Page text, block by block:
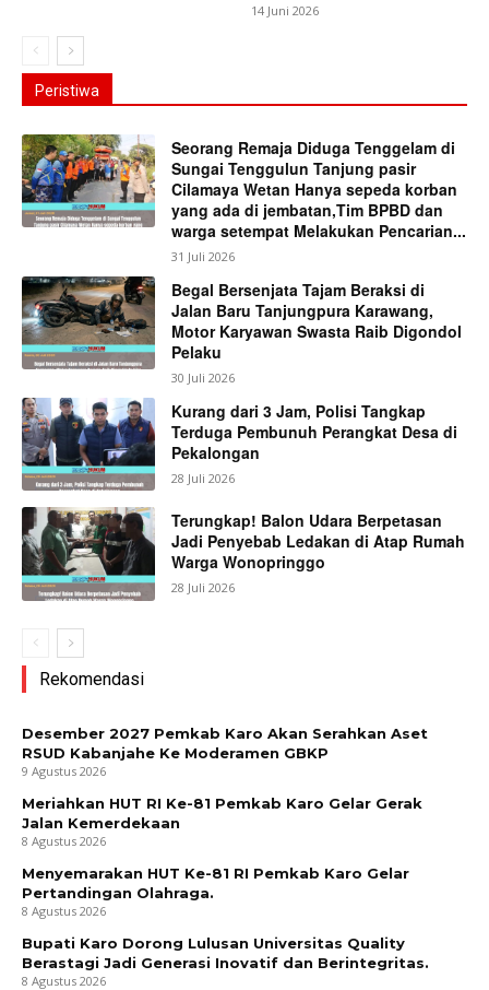
14 Juni 2026
Peristiwa
Seorang Remaja Diduga Tenggelam di
Sungai Tenggulun Tanjung pasir
Cilamaya Wetan Hanya sepeda korban
yang ada di jembatan,Tim BPBD dan
warga setempat Melakukan Pencarian...
31 Juli 2026
Begal Bersenjata Tajam Beraksi di
Jalan Baru Tanjungpura Karawang,
Motor Karyawan Swasta Raib Digondol
Pelaku
30 Juli 2026
Kurang dari 3 Jam, Polisi Tangkap
Terduga Pembunuh Perangkat Desa di
Pekalongan
28 Juli 2026
Terungkap! Balon Udara Berpetasan
Jadi Penyebab Ledakan di Atap Rumah
Warga Wonopringgo
28 Juli 2026
Rekomendasi
Desember 2027 Pemkab Karo Akan Serahkan Aset
RSUD Kabanjahe Ke Moderamen GBKP
9 Agustus 2026
Meriahkan HUT RI Ke-81 Pemkab Karo Gelar Gerak
Jalan Kemerdekaan
8 Agustus 2026
Menyemarakan HUT Ke-81 RI Pemkab Karo Gelar
Pertandingan Olahraga.
8 Agustus 2026
Bupati Karo Dorong Lulusan Universitas Quality
Berastagi Jadi Generasi Inovatif dan Berintegritas.
8 Agustus 2026